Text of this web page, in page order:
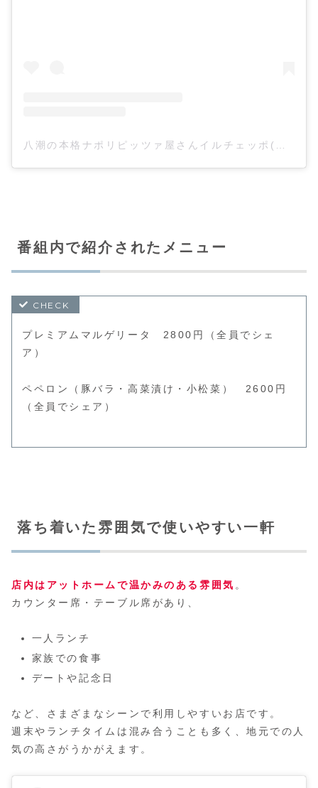
番組内で紹介されたメニュー
プレミアムマルゲリータ 2800円（全員でシェ
ア）
ペペロン（豚バラ・高菜漬け・小松菜） 2600円
（全員でシェア）
落ち着いた雰囲気で使いやすい一軒
店内はアットホームで温かみのある雰囲気 。
カウンター席・テーブル席があり、
一人ランチ
家族での食事
デートや記念日
など、さまざまなシーンで利用しやすいお店です。
週末やランチタイムは混み合うことも多く、地元での人
気の高さがうかがえます。